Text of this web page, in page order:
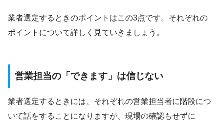
業者選定するときのポイントはこの3点です。それぞれの
ポイントについて詳しく見ていきましょう。
営業担当の「できます」は信じない
業者選定するときには、それぞれの営業担当者に階段につ
いて話をすることになりますが、現場の確認もせずに